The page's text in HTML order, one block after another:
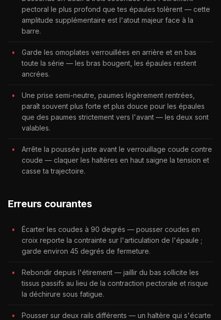
pectoral le plus profond que tes épaules tolèrent — cette
amplitude supplémentaire est l'atout majeur face à la
barre.
Garde les omoplates verrouillées en arrière et en bas
toute la série — les bras bougent, les épaules restent
ancrées.
Une prise semi-neutre, paumes légèrement rentrées,
paraît souvent plus forte et plus douce pour les épaules
que des paumes strictement vers l'avant — les deux sont
valables.
Arrête la poussée juste avant le verrouillage coude contre
coude — claquer les haltères en haut saigne la tension et
casse ta trajectoire.
Erreurs courantes
Écarter les coudes à 90 degrés — pousser coudes en
croix reporte la contrainte sur l'articulation de l'épaule ;
garde environ 45 degrés de fermeture.
Rebondir depuis l'étirement — jaillir du bas sollicite les
tissus passifs au lieu de la contraction pectorale et risque
la déchirure sous fatigue.
Pousser sur deux rails différents — un haltère qui s'écarte